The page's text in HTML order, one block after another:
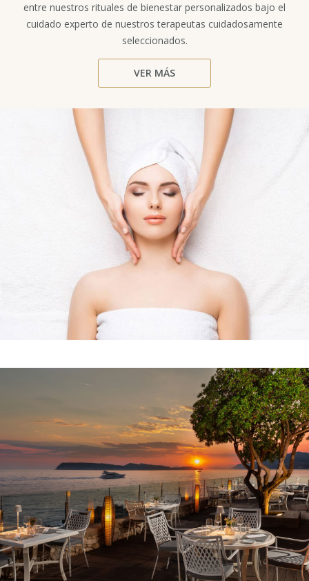
entre nuestros rituales de bienestar personalizados bajo el
cuidado experto de nuestros terapeutas cuidadosamente
seleccionados.
VER MÁS